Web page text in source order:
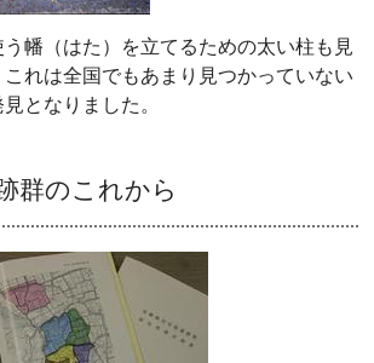
う幡（はた）を立てるための太い柱も見
れは全国でもあまり見つかっていない
となりました。
群のこれから